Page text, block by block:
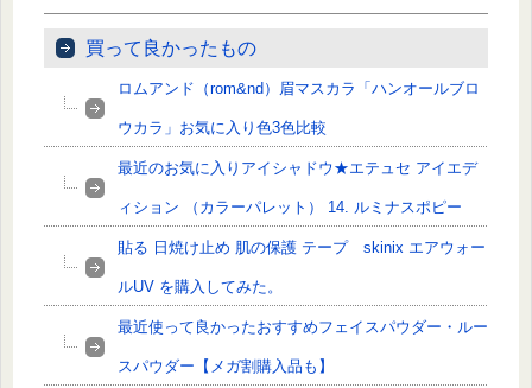
買って良かったもの
ロムアンド（rom&nd）眉マスカラ「ハンオールブロ
ウカラ」お気に入り色3色比較
最近のお気に入りアイシャドウ★エテュセ アイエデ
ィション （カラーパレット） 14. ルミナスポピー
貼る 日焼け止め 肌の保護 テープ skinix エアウォー
ルUV を購入してみた。
最近使って良かったおすすめフェイスパウダー・ルー
スパウダー【メガ割購入品も】